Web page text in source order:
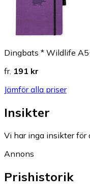
Dingbats * Wildlife
fr. 191 kr
Jämför alla priser
Insikter
Vi har inga insikter för
Annons
Prishistorik